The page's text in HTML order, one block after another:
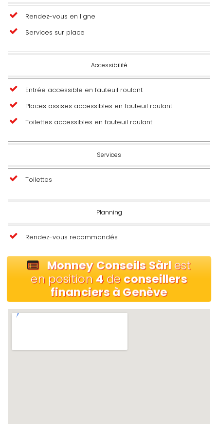
Rendez-vous en ligne
Services sur place
Accessibilité
Entrée accessible en fauteuil roulant
Places assises accessibles en fauteuil roulant
Toilettes accessibles en fauteuil roulant
Services
Toilettes
Planning
Rendez-vous recommandés
Monney Conseils Sàrlest
en position 4de conseillers
financiers à Genève